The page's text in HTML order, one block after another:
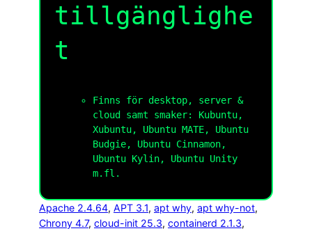
tillgänglighe
t
Finns för desktop, server &
cloud samt smaker: Kubuntu,
Xubuntu, Ubuntu MATE, Ubuntu
Budgie, Ubuntu Cinnamon,
Ubuntu Kylin, Ubuntu Unity
m.fl.
Apache 2.4.64, APT 3.1, apt why, apt why-not
Chrony 4.7, cloud-init 25.3, containerd 2.1.3